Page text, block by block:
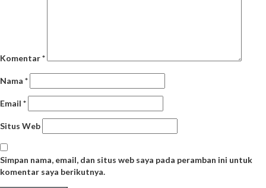
Komentar*
Nama *
Email *
Situs Web
Simpan nama, email, dan situs web saya pada peramban ini untuk
komentar saya berikutnya.